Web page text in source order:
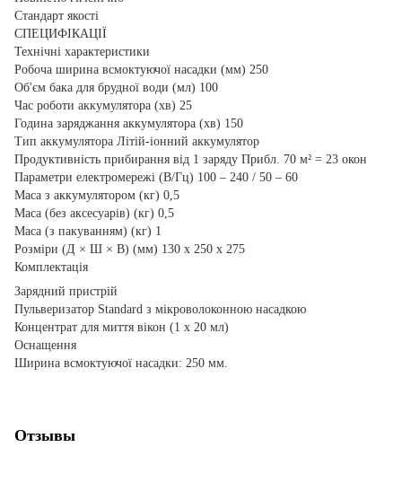
Стандарт якості
СПЕЦИФІКАЦІЇ
Технічні характеристики
Робоча ширина всмоктуючої насадки (мм) 250
Об'єм бака для брудної води (мл) 100
Час роботи аккумулятора (хв) 25
Година заряджання аккумулятора (хв) 150
Тип аккумулятора Літій-іонний аккумулятор
Продуктивність прибирання від 1 заряду Прибл. 70 м² = 23 окон
Параметри електромережі (В/Гц) 100 – 240 / 50 – 60
Маса з аккумулятором (кг) 0,5
Маса (без аксесуарів) (кг) 0,5
Маса (з пакуванням) (кг) 1
Розміри (Д × Ш × В) (мм) 130 x 250 x 275
Комплектація
Зарядний пристрій
Пульверизатор Standard з мікроволоконною насадкою
Концентрат для миття вікон (1 х 20 мл)
Оснащення
Ширина всмоктуючої насадки: 250 мм.
Отзывы